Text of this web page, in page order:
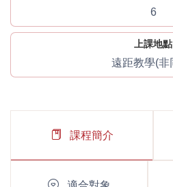
6
上課地點
遠距教學(非
課程簡介